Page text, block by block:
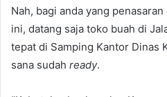
Nah, bagi anda yang
ini, datang saja toko buah di
tepat di Samping Kantor Dinas
sana sudah ready.